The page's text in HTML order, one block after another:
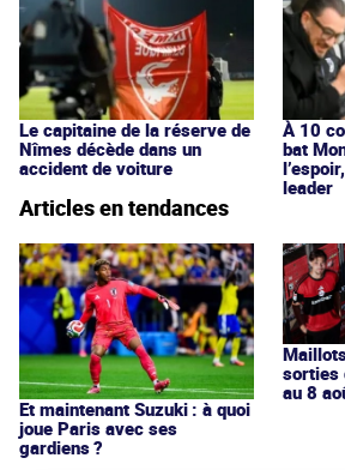
Le capitaine de la réserve de
Nîmes décède dans un
accident de voiture
À 10
bat
leader
Articles en tendances
Et maintenant Suzuki : à quoi
joue Paris avec ses
gardiens ?
sorties
au 8